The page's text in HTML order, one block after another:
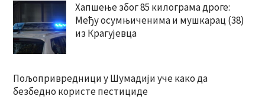
Хапшење због 85 килограма дроге:
Међу осумњиченима и мушкарац (38)
из Крагујевца
Пољопривредници у Шумадији уче како да
безбедно користе пестициде